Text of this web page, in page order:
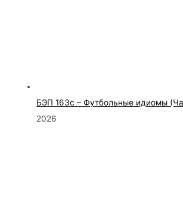
БЭП 163с – Футбольные идиомы
2026